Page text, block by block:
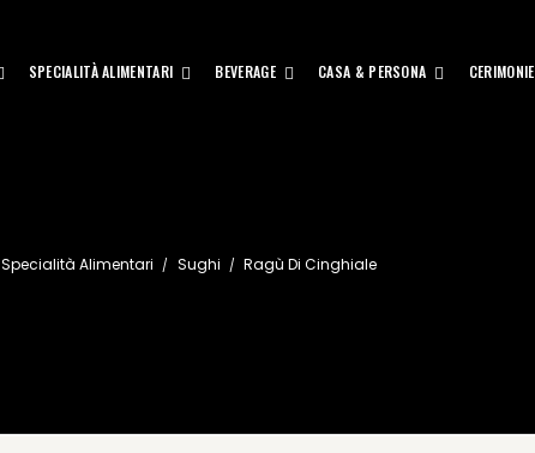
SPECIALITÀ ALIMENTARI BEVERAGE CASA & PERSONA CERIMONIE
Specialità Alimentari Sughi Ragù Di Cinghiale